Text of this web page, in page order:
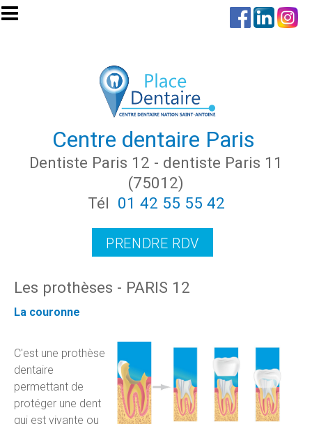
Aller au contenu principal
Centre dentaire Paris
Dentiste Paris 12 - dentiste Paris 11
(75012)
Tél 01 42 55 55 42
PRENDRE RDV
Les prothèses - PARIS 12
La couronne
C'est une prothèse
dentaire
permettant de
protéger une dent
qui est vivante ou